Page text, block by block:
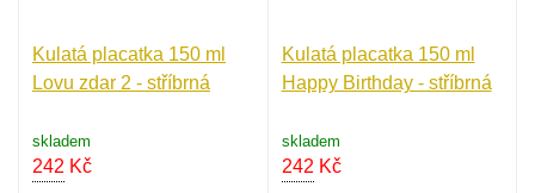
Kulatá placatka 150 ml
Lovu zdar 2 - stříbrná
skladem
242 Kč
Kulatá placatka 150 ml
Happy Birthday - stříbrná
skladem
242 Kč